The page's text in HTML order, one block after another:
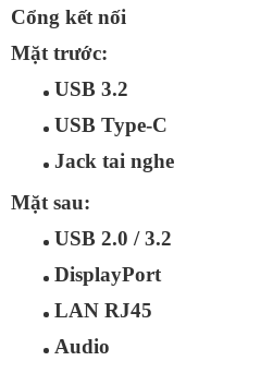
Cổng kết nối
Mặt trước:
USB 3.2
USB Type‑C
Jack tai nghe
Mặt sau:
USB 2.0 / 3.2
DisplayPort
LAN RJ45
Audio